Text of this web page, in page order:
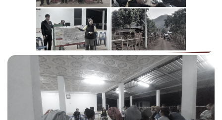
บริการประชาชน
คู่มือประชาชน
แนวทางการไม่เรียกสำเนาเอกสารฯ
e-Services
สมัครรับข่าวสาร (e-Newsletter)